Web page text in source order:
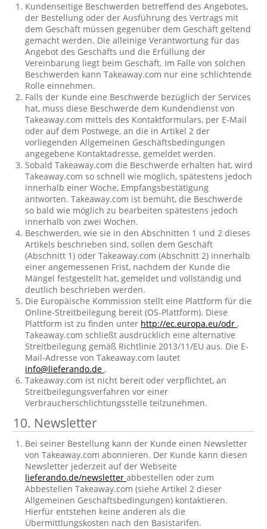
Kundenseitige Beschwerden betreffend des Angebotes,
der Bestellung oder der Ausführung des Vertrags mit
dem Geschäft müssen gegenüber dem Geschäft geltend
gemacht werden. Die alleinige Verantwortung für das
Angebot des Geschäfts und die Erfüllung der
Vereinbarung liegt beim Geschäft. Im Falle von solchen
Beschwerden kann Takeaway.com nur eine schlichtende
Rolle einnehmen.
Falls der Kunde eine Beschwerde bezüglich der Services
hat, muss diese Beschwerde dem Kundendienst von
Takeaway.com mittels des Kontaktformulars, per E-Mail
oder auf dem Postwege, an die in Artikel 2 der
vorliegenden Allgemeinen Geschäftsbedingungen
angegebene Kontaktadresse, gemeldet werden.
Sobald Takeaway.com die Beschwerde erhalten hat, wird
Takeaway.com so schnell wie möglich, spätestens jedoch
innerhalb einer Woche, Empfangsbestätigung
antworten. Takeaway.com ist bemüht, die Beschwerde
so bald wie möglich zu bearbeiten spätestens jedoch
innerhalb von zwei Wochen.
Beschwerden, wie sie in den Abschnitten 1 und 2 dieses
Artikels beschrieben sind, sollen dem Geschäft
(Abschnitt 1) oder Takeaway.com (Abschnitt 2) innerhalb
einer angemessenen Frist, nachdem der Kunde die
Mängel festgestellt hat, gemeldet und vollständig und
deutlich beschrieben werden.
Die Europäische Kommission stellt eine Plattform für die
Online-Streitbeilegung bereit (OS-Plattform). Diese
Plattform ist zu finden unter http://ec.europa.eu/odr .
Takeaway.com schließt ausdrücklich eine alternative
Streitbeilegung gemäß Richtlinie 2013/11/EU aus. Die E-
Mail-Adresse von Takeaway.com lautet
info@lieferando.de .
Takeaway.com ist nicht bereit oder verpflichtet, an
Streitbeilegungsverfahren vor einer
Verbraucherschlichtungsstelle teilzunehmen.
10. Newsletter
Bei seiner Bestellung kann der Kunde einen Newsletter
von Takeaway.com abonnieren. Der Kunde kann diesen
Newsletter jederzeit auf der Webseite
lieferando.de/newsletterabbestellen oder zum
Abbestellen Takeaway.com (siehe Artikel 2 dieser
Allgemeinen Geschäftsbedingungen) kontaktieren.
Hierfür entstehen keine anderen als die
Übermittlungskosten nach den Basistarifen.